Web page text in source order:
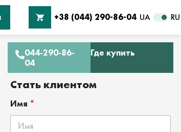
+38 (044) 290-86-04 UA RU
044-290-86-
04
Где купить
Стать клиентом
Имя *